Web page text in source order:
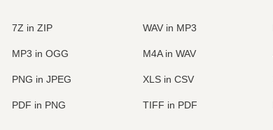
7Z in ZIP WAV in MP3
MP3 in OGG M4A in WAV
PNG in JPEG XLS in CSV
PDF in PNG TIFF in PDF